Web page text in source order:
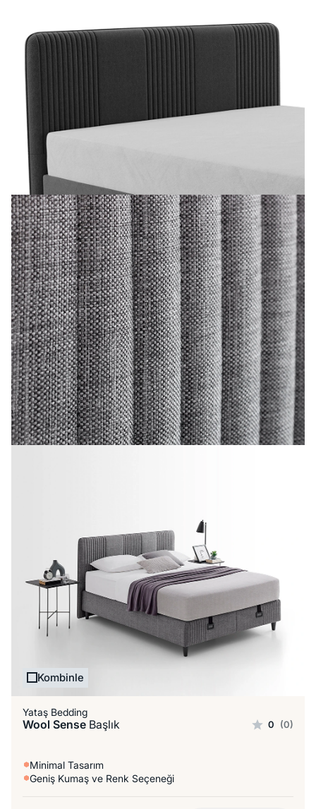
Kombinle
Yataş Bedding
Wool Sense Başlık 0 (0)
Minimal Tasarım
Geniş Kumaş ve Renk Seçeneği